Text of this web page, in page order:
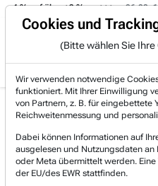
% auf über +3 %. 06.08.
Gratis Account Login
Jetzt registrieren
Bereits bei TraderFox
Home Börsen-Nachrichten
Eli Lilly erweitert Anlage, um
Cookies und
(Bitte wählen Sie
Wir verwenden notwendige
funktioniert. Mit Ihrer Einwilligung
von Partnern, z. B. für eingebettete
Reichweitenmessung und
Dabei können Informationen auf
ausgelesen und Nutzungsdaten
oder Meta übermittelt werden.
der EU/des EWR stattfinden.